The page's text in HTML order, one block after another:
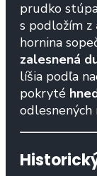
prudko
s podložím z
hornina
zalesnená
líšia podľa
pokryté
odlesnených